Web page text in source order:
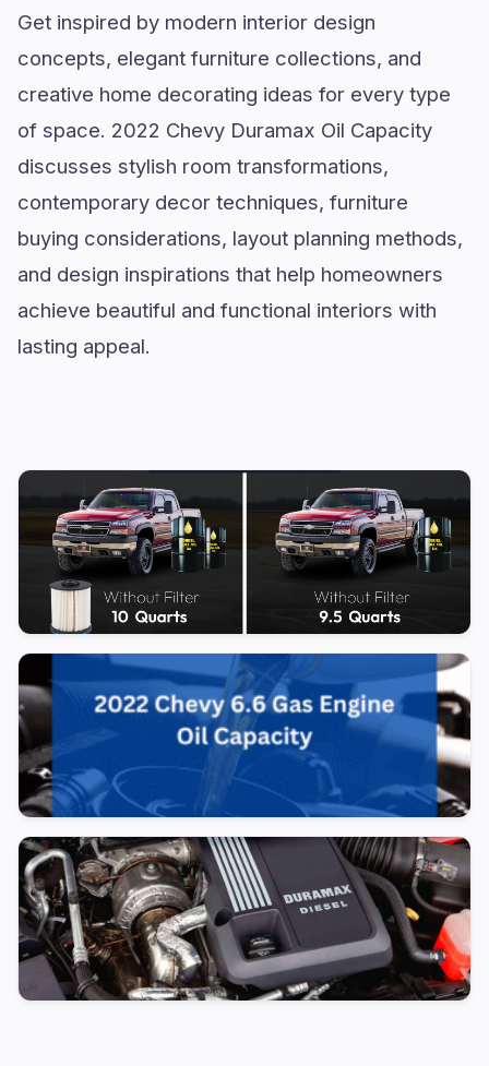
Get inspired by modern interior design
concepts, elegant furniture collections, and
creative home decorating ideas for every type
of space. 2022 Chevy Duramax Oil Capacity
discusses stylish room transformations,
contemporary decor techniques, furniture
buying considerations, layout planning methods,
and design inspirations that help homeowners
achieve beautiful and functional interiors with
lasting appeal.